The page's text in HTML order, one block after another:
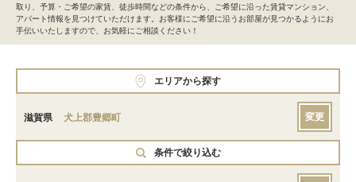
取り、予算・ご希望の家賃、徒歩時間などの条件から、ご希望に沿った賃貸マンション、
アパート情報を見つけていただけます。お客様にご希望に沿うお部屋が見つかるようにお
手伝いいたしますので、お気軽にご相談ください！
エリアから探す
滋賀県 犬上郡豊郷町 変更
条件で絞り込む